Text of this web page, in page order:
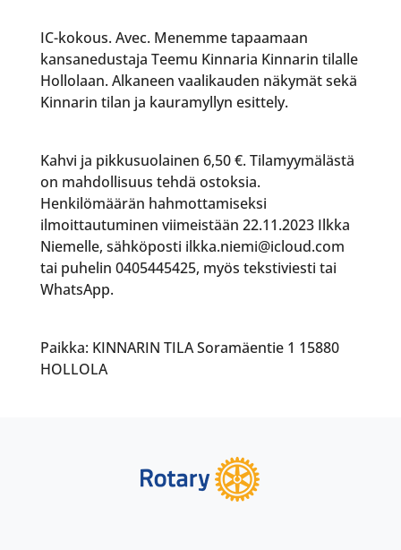
IC-kokous. Avec. Menemme tapaamaan
kansanedustaja Teemu Kinnaria Kinnarin tilalle
Hollolaan. Alkaneen vaalikauden näkymät sekä
Kinnarin tilan ja kauramyllyn esittely.
Kahvi ja pikkusuolainen 6,50 €. Tilamyymälästä
on mahdollisuus tehdä ostoksia.
Henkilömäärän hahmottamiseksi
ilmoittautuminen viimeistään 22.11.2023 Ilkka
Niemelle, sähköposti ilkka.niemi@icloud.com
tai puhelin 0405445425, myös tekstiviesti tai
WhatsApp.
Paikka: KINNARIN TILA Soramäentie 1 15880
HOLLOLA